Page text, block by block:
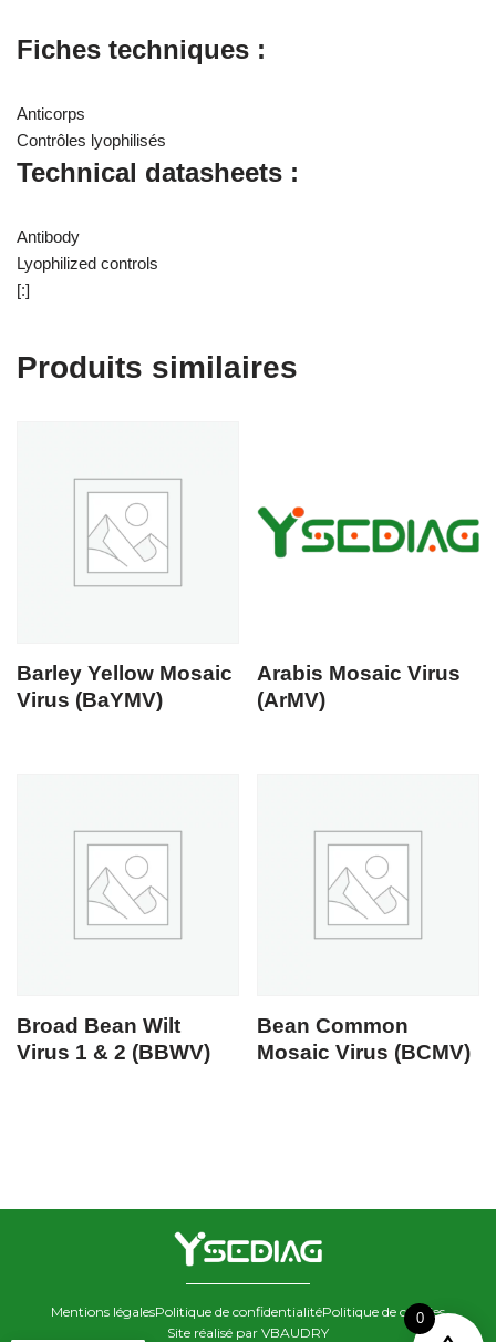
Fiches techniques :
Anticorps
Contrôles lyophilisés
Technical datasheets :
Antibody
Lyophilized controls
[:]
Produits similaires
Barley Yellow Mosaic
Virus (BaYMV)
Arabis Mosaic Virus
(ArMV)
Broad Bean Wilt
Virus 1 & 2 (BBWV)
Bean Common
Mosaic Virus (BCMV)
Mentions légalesPolitique de confidentialitéPolitique de cookies
Site réalisé par VBAUDRY
0